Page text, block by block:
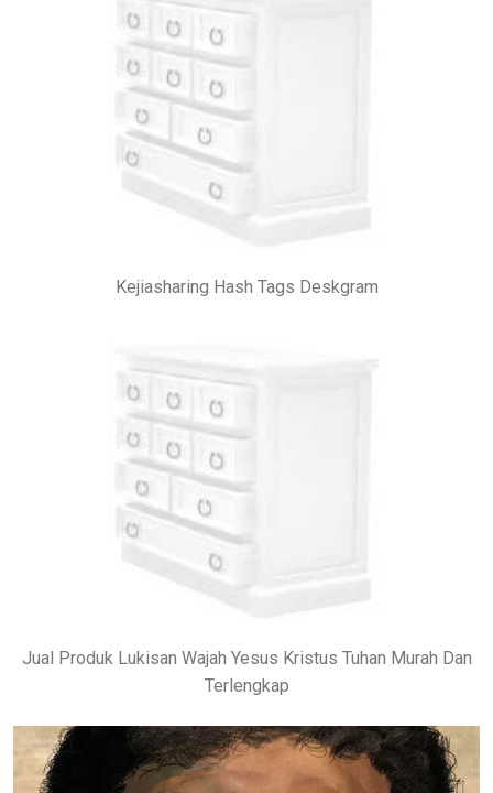
Kejiasharing Hash Tags Deskgram
Jual Produk Lukisan Wajah Yesus Kristus Tuhan Murah Dan
Terlengkap